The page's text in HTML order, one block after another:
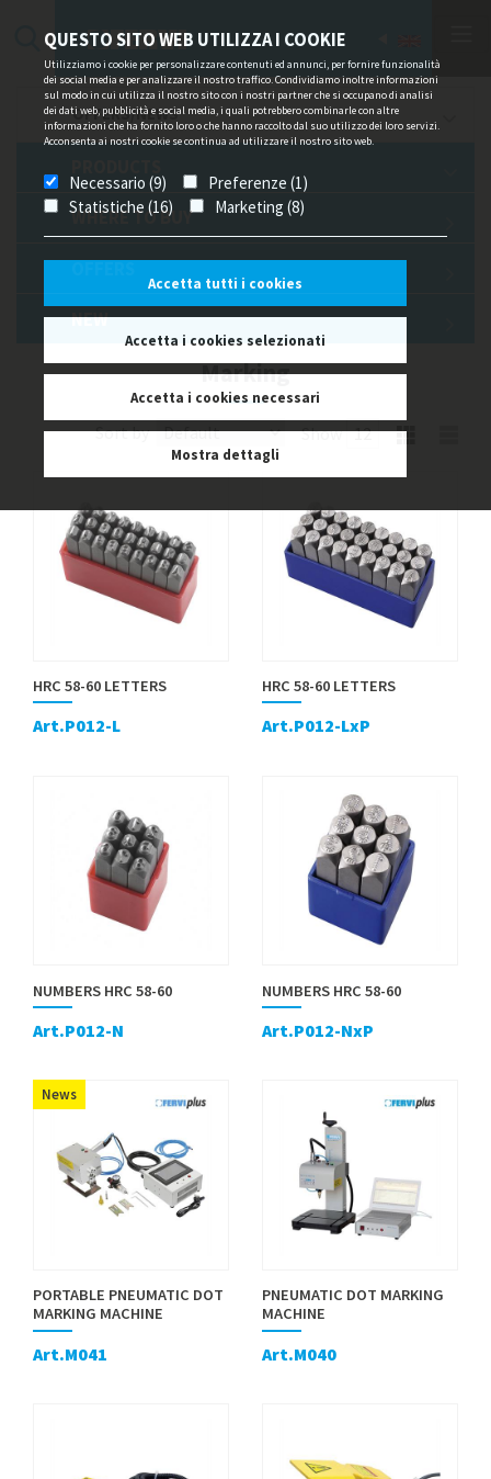
QUESTO SITO WEB UTILIZZA I COOKIE
Utilizziamo i cookie per personalizzare contenuti ed annunci, per fornire funzionalità
dei social media e per analizzare il nostro traffico. Condividiamo inoltre informazioni
sul modo in cui utilizza il nostro sito con i nostri partner che si occupano di analisi
dei dati web, pubblicità e social media, i quali potrebbero combinarle con altre
informazioni che ha fornito loro o che hanno raccolto dal suo utilizzo dei loro servizi.
Acconsenta ai nostri cookie se continua ad utilizzare il nostro sito web.
Necessario (9)
Preferenze (1)
Statistiche (16)
Marketing (8)
Accetta tutti i cookies
Accetta i cookies selezionati
Accetta i cookies necessari
Mostra dettagli
OFFERS/NEWS
WHERE TO BUY
OFFERS
NEW
Marking
Show
Sort by
HRC 58-60 LETTERS
Art.P012-L
HRC 58-60 LETTERS
Art.P012-LxP
NUMBERS HRC 58-60
Art.P012-N
NUMBERS HRC 58-60
Art.P012-NxP
News
PORTABLE PNEUMATIC DOT
MARKING MACHINE
Art.M041
PNEUMATIC DOT MARKING
MACHINE
Art.M040